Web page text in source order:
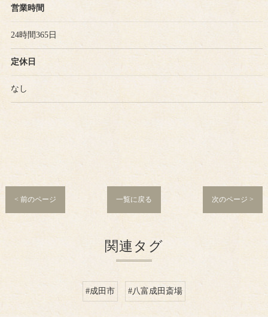
営業時間
24時間365日
定休日
なし
< 前のページ 一覧に戻る 次のページ >
関連タグ
#成田市 #八富成田斎場